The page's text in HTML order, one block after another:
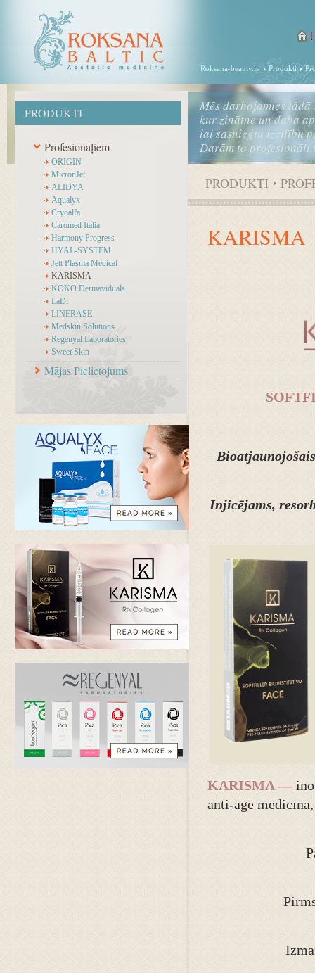
Mēs darbojamies tādā
kur zinātne un daba
lai sasniegtu izcilību
Darām to profesionāli
PRODUKTI
Profesionāļiem
ORIGIN
MicronJet
ALIDYA
Aqualyx
Cryoalfa
Caromed Italia
Harmony Progress
HYAL-SYSTEM
Jett Plasma Medical
KARISMA
KOKO Dermaviduals
LaDi
LINERASE
Medskin Solutions
Regenyal Laboratories
Sweet Skin
Mājas Pielietojums
Roksana-beauty.lv Produkti
PRODUKTI
KARISMA
Injicējams,
KARISMA —
anti-age